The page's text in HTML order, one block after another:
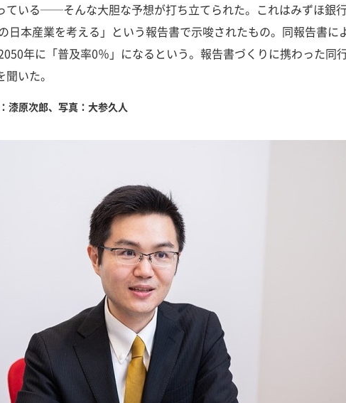
ている──そんな大胆な予想が打ち立てられた。これはみずほ銀
日本産業を考える」という報告書で示唆されたもの。同報告書に
年に「普及率0％」になるという。報告書づくりに携わった同
いた。
漆原次郎、写真：大参久人